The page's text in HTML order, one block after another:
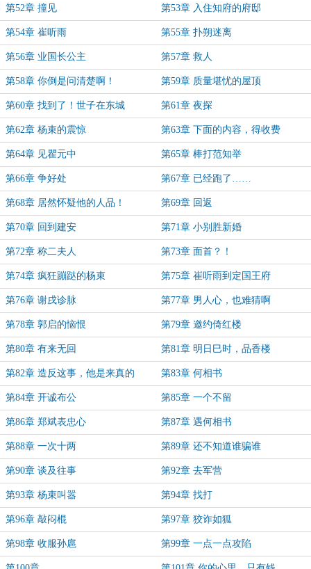
第52章 撞见 第53章 入住知府的府邸
第54章 崔听雨 第55章 扑朔迷离
第56章 业国长公主 第57章 救人
第58章 你倒是问清楚啊！ 第59章 质量堪忧的屋顶
第60章 找到了！世子在东城
门！！！
第61章 夜探
第62章 杨束的震惊 第63章 下面的内容，得收费
第64章 见瞿元中 第65章 棒打范知举
第66章 争好处 第67章 已经跑了……
第68章 居然怀疑他的人品！ 第69章 回返
第70章 回到建安 第71章 小别胜新婚
第72章 称二夫人 第73章 面首？！
第74章 疯狂蹦跶的杨束 第75章 崔听雨到定国王府
第76章 谢戌诊脉 第77章 男人心，也难猜啊
第78章 郭启的恼恨 第79章 邀约倚红楼
第80章 有来无回 第81章 明日巳时，品香楼
第82章 造反这事，他是来真的 第83章 何相书
第84章 开诚布公 第85章 一个不留
第86章 郑斌表忠心 第87章 遇何相书
第88章 一次十两 第89章 还不知道谁骗谁
第90章 谈及往事 第92章 去军营
第93章 杨束叫嚣 第94章 找打
第96章 敲闷棍 第97章 狡诈如狐
第98章 收服孙扈 第99章 一点一点攻陷